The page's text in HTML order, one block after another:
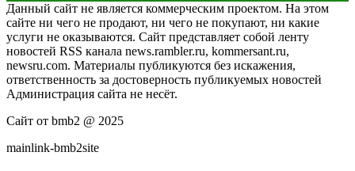
Данный сайт не является коммерческим проектом. На этом
сайте ни чего не продают, ни чего не покупают, ни какие
услуги не оказываются. Сайт представляет собой ленту
новостей RSS канала news.rambler.ru, kommersant.ru,
newsru.com. Материалы публикуются без искажения,
ответственность за достоверность публикуемых новостей
Администрация сайта не несёт.
Сайт от bmb2 @ 2025
mainlink-bmb2site